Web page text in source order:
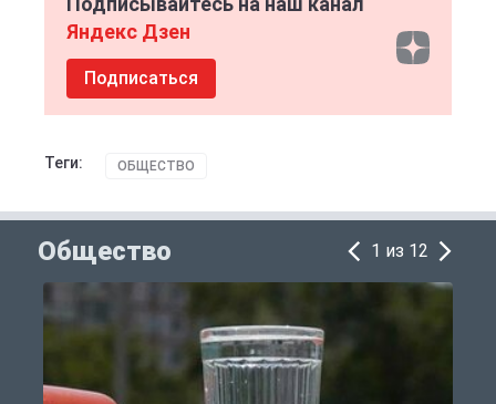
Яндекс Дзен
Подписаться
Теги: ОБЩЕСТВО
Общество 1 из 12